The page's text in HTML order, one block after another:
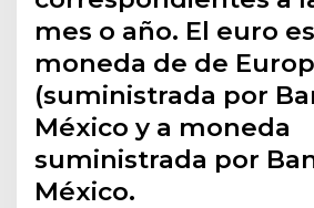
mes o año. El euro
moneda de de
(suministrada por
México y a moneda
suministrada por
México.